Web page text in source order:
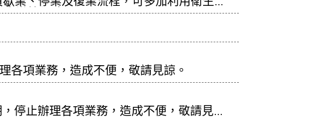
辦等候時間】
各項業務，造成不便，敬請見諒。
停止辦理各項業務，造成不便，敬請見